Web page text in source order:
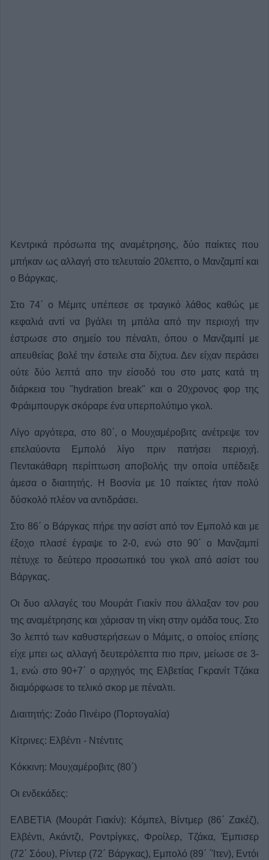
Κεντρικά πρόσωπα της αναμέτρησης, δύο παίκτες που
μπήκαν ως αλλαγή στο τελευταίο 20λεπτο, ο Μανζαμπί και
ο Βάργκας.
Στο 74΄ ο Μέμιτς υπέπεσε σε τραγικό λάθος καθώς με
κεφαλιά αντί να βγάλει τη μπάλα από την περιοχή την
έστρωσε στο σημείο του πέναλτι, όπου ο Μανζαμπί με
απευθείας βολέ την έστειλε στα δίχτυα. Δεν είχαν περάσει
ούτε δύο λεπτά απο την είσοδό του στο ματς κατά τη
διάρκεια του "hydration break" και ο 20χρονος φορ της
Φράιμπουργκ σκόραρε ένα υπερπολύτιμο γκολ.
Λίγο αργότερα, στο 80΄, ο Μουχαμέροβιτς ανέτρεψε τον
επελαύοντα Εμπολό λίγο πριν πατήσει περιοχή.
Πεντακάθαρη περίπτωση αποβολής την οποία υπέδειξε
άμεσα ο διαιτητής. Η Βοσνία με 10 παίκτες ήταν πολύ
δύσκολό πλέον να αντιδράσει.
Στο 86΄ ο Βάργκας πήρε την ασίστ από τον Εμπολό και με
έξοχο πλασέ έγραψε το 2-0, ενώ στο 90΄ ο Μανζαμπί
πέτυχε το δεύτερο προσωπικό του γκολ από ασίστ του
Βάργκας.
Οι δυο αλλαγές του Μουράτ Γιακίν που άλλαξαν τον ρου
της αναμέτρησης και χάρισαν τη νίκη στην ομάδα τους. Στο
3ο λεπτό των καθυστερήσεων ο Μάμιτς, ο οποίος επίσης
είχε μπει ως αλλαγή δευτερόλεπτα πιο πριν, μείωσε σε 3-
1, ενώ στο 90+7΄ ο αρχηγός της Ελβετίας Γκρανίτ Τζάκα
διαμόρφωσε το τελικό σκορ με πέναλτι.
Διαιτητής: Ζοάο Πινέιρο (Πορτογαλία)
Κίτρινες: Ελβέντι - Ντέντιτς
Κόκκινη: Μουχαμέροβιτς (80΄)
Οι ενδεκάδες:
EΛΒΕΤΙΑ (Μουράτ Γιακίν): Κόμπελ, Βίντμερ (86΄ Ζακέζ),
Ελβέντι, Ακάντζι, Ροντρίγκες, Φροίλερ, Τζάκα, Έμπισερ
(72΄ Σόου), Ρίντερ (72΄ Βάργκας), Εμπολό (89΄ ΄Ίτεν), Εντόι